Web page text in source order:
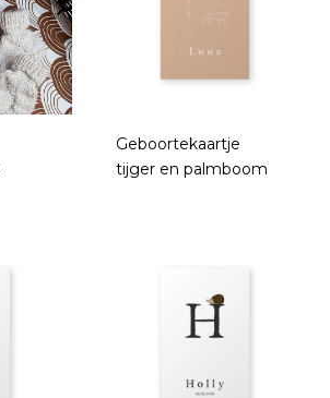
Geboortekaartje
tijger en palmboom